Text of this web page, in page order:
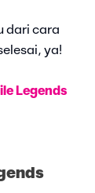
dari cara
ya!
Legends